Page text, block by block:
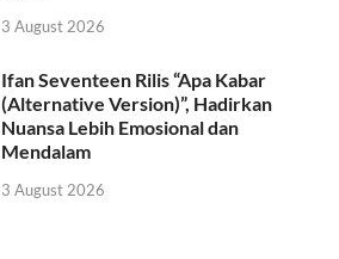
3 August 2026
Ifan Seventeen Rilis “Apa Kabar
(Alternative Version)”, Hadirkan
Nuansa Lebih Emosional dan
Mendalam
3 August 2026